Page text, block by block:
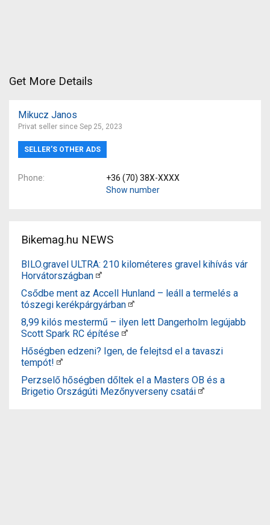
Get More Details
Mikucz Janos
Privat seller since Sep 25, 2023
SELLER’S OTHER ADS
Phone
+36 (70) 38X-XXXX
Show number
Bikemag.hu NEWS
BILO.gravel ULTRA: 210 kilométeres gravel kihívás vár
Horvátországban
Csődbe ment az Accell Hunland – leáll a termelés a
tószegi kerékpárgyárban
8,99 kilós mestermű – ilyen lett Dangerholm legújabb
Scott Spark RC építése
Hőségben edzeni? Igen, de felejtsd el a tavaszi
tempót!
Perzselő hőségben dőltek el a Masters OB és a
Brigetio Országúti Mezőnyverseny csatái